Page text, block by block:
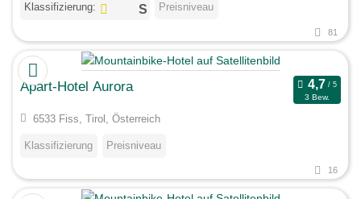
Klassifizierung: Preisniveau
81
Apart-Hotel Aurora
3 Bew.
6533 Fiss, Tirol, Österreich
Klassifizierung Preisniveau
16